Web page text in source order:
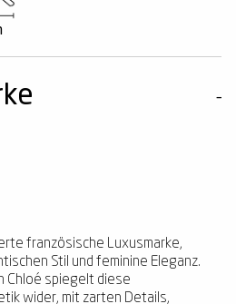
französische Luxusmarke,
Stil und feminine Eleganz.
Chloé spiegelt diese
wider, mit zarten Details,